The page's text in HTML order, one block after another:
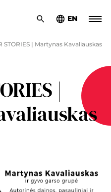
EN
STORIES | Martynas Kavaliauskas
|